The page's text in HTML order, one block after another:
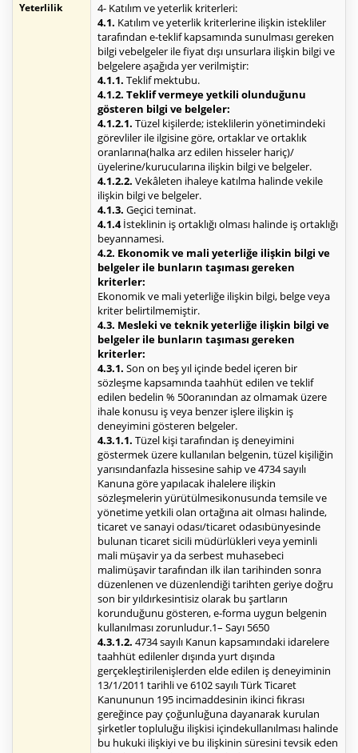
Yeterlilik
4- Katılım ve yeterlik kriterleri:
4.1. Katılım ve yeterlik kriterlerine ilişkin istekliler
tarafından e-teklif kapsamında sunulması gereken
bilgi vebelgeler ile fiyat dışı unsurlara ilişkin bilgi ve
belgelere aşağıda yer verilmiştir:
4.1.1. Teklif mektubu.
4.1.2. Teklif vermeye yetkili olunduğunu
gösteren bilgi ve belgeler:
4.1.2.1. Tüzel kişilerde; isteklilerin yönetimindeki
görevliler ile ilgisine göre, ortaklar ve ortaklık
oranlarına(halka arz edilen hisseler hariç)/
üyelerine/kurucularına ilişkin bilgi ve belgeler.
4.1.2.2. Vekâleten ihaleye katılma halinde vekile
ilişkin bilgi ve belgeler.
4.1.3. Geçici teminat.
4.1.4İsteklinin iş ortaklığı olması halinde iş ortaklığı
beyannamesi.
4.2. Ekonomik ve mali yeterliğe ilişkin bilgi ve
belgeler ile bunların taşıması gereken
kriterler:
Ekonomik ve mali yeterliğe ilişkin bilgi, belge veya
kriter belirtilmemiştir.
4.3. Mesleki ve teknik yeterliğe ilişkin bilgi ve
belgeler ile bunların taşıması gereken
kriterler:
4.3.1. Son on beş yıl içinde bedel içeren bir
sözleşme kapsamında taahhüt edilen ve teklif
edilen bedelin % 50oranından az olmamak üzere
ihale konusu iş veya benzer işlere ilişkin iş
deneyimini gösteren belgeler.
4.3.1.1. Tüzel kişi tarafından iş deneyimini
göstermek üzere kullanılan belgenin, tüzel kişiliğin
yarısındanfazla hissesine sahip ve 4734 sayılı
Kanuna göre yapılacak ihalelere ilişkin
sözleşmelerin yürütülmesikonusunda temsile ve
yönetime yetkili olan ortağına ait olması halinde,
ticaret ve sanayi odası/ticaret odasıbünyesinde
bulunan ticaret sicili müdürlükleri veya yeminli
mali müşavir ya da serbest muhasebeci
malimüşavir tarafından ilk ilan tarihinden sonra
düzenlenen ve düzenlendiği tarihten geriye doğru
son bir yıldırkesintisiz olarak bu şartların
korunduğunu gösteren, e-forma uygun belgenin
kullanılması zorunludur.1– Sayı 5650
4.3.1.2. 4734 sayılı Kanun kapsamındaki idarelere
taahhüt edilenler dışında yurt dışında
gerçekleştirilenişlerden elde edilen iş deneyiminin
13/1/2011 tarihli ve 6102 sayılı Türk Ticaret
Kanununun 195 incimaddesinin ikinci fıkrası
gereğince pay çoğunluğuna dayanarak kurulan
şirketler topluluğu ilişkisi içindekullanılması halinde
bu hukuki ilişkiyi ve bu ilişkinin süresini tevsik eden